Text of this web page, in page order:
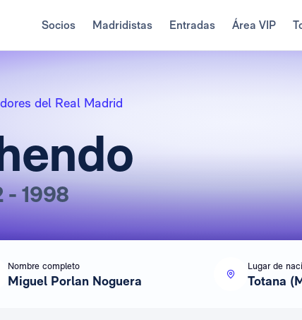
Socios Madridistas Entradas Área VIP
del Real Madrid
- 1998
Nombre completo
Miguel Porlan Noguera
Lugar de
Totana